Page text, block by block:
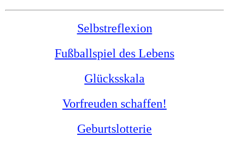
Selbstreflexion
Fußballspiel des Lebens
Glücksskala
Vorfreuden schaffen!
Geburtslotterie